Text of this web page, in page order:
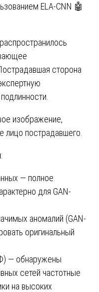
ELA-CNN 🤖
сторона
изображение,
пострадавшего.
:
— полное
для GAN-
аномалий (GAN-
оригинальный
— обнаружены
сетей частотные
на высоких